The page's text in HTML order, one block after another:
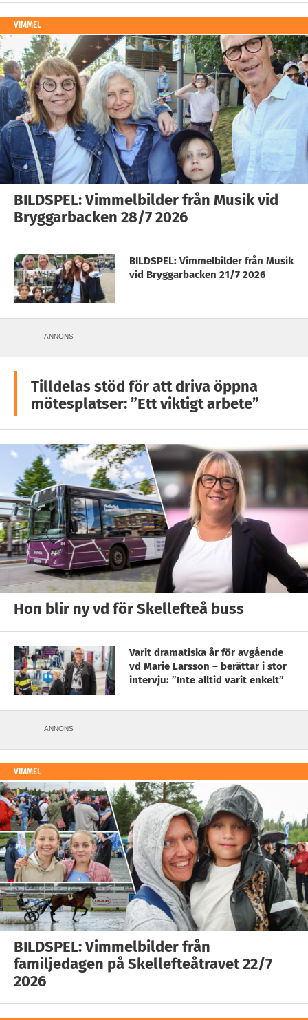
VIMMEL
BILDSPEL: Vimmelbilder från Musik vid
Bryggarbacken 28/7 2026
BILDSPEL: Vimmelbilder från Musik
vid Bryggarbacken 21/7 2026
ANNONS
Tilldelas stöd för att driva öppna
mötesplatser: ”Ett viktigt arbete”
Hon blir ny vd för Skellefteå buss
Varit dramatiska år för avgående
vd Marie Larsson – berättar i stor
intervju: ”Inte alltid varit enkelt”
ANNONS
VIMMEL
BILDSPEL: Vimmelbilder från
familjedagen på Skellefteåtravet 22/7
2026